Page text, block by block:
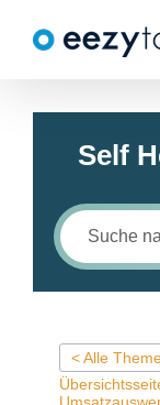
Inhalt
Self
< Alle